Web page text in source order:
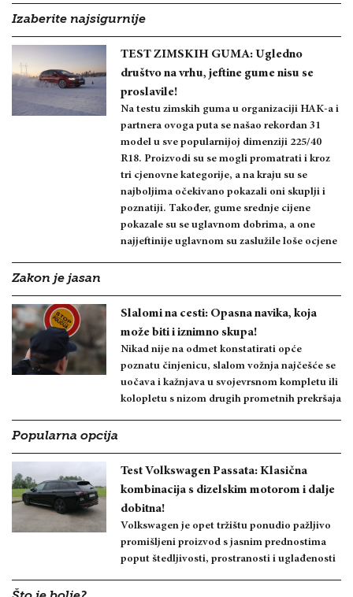
Izaberite najsigurnije
TEST ZIMSKIH GUMA: Ugledno
društvo na vrhu, jeftine gume nisu se
proslavile!
Na testu zimskih guma u organizaciji HAK-a i
partnera ovoga puta se našao rekordan 31
model u sve popularnijoj dimenziji 225/40
R18. Proizvodi su se mogli promatrati i kroz
tri cjenovne kategorije, a na kraju su se
najboljima očekivano pokazali oni skuplji i
poznatiji. Također, gume srednje cijene
pokazale su se uglavnom dobrima, a one
najjeftinije uglavnom su zaslužile loše ocjene
Zakon je jasan
Slalomi na cesti: Opasna navika, koja
može biti i iznimno skupa!
Nikad nije na odmet konstatirati opće
poznatu činjenicu, slalom vožnja najčešće se
uočava i kažnjava u svojevrsnom kompletu ili
kolopletu s nizom drugih prometnih prekršaja
Popularna opcija
Test Volkswagen Passata: Klasična
kombinacija s dizelskim motorom i dalje
dobitna!
Volkswagen je opet tržištu ponudio pažljivo
promišljeni proizvod s jasnim prednostima
poput štedljivosti, prostranosti i uglađenosti